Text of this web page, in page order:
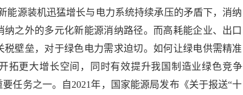
能源装机迅猛增长与电力系统持续承压的矛盾下，消纳
之外的多元化新能源消纳路径。而高耗能企业、出口
壁垒，对于绿色电力需求迫切。如何让绿电供需精准
拓更大增长空间，同时有效提升我国制造业绿色竞争
任务之一。自2021年，国家能源局发布《关于报送“十